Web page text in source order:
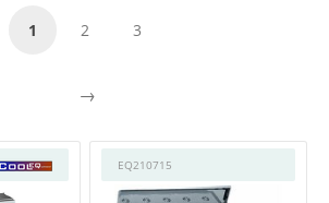
1 2 3
EQ210715